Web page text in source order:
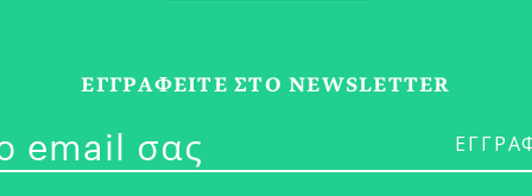
ΕΓΓPΑΦΕΙΤΕ ΣΤΟ NEWSLETTER